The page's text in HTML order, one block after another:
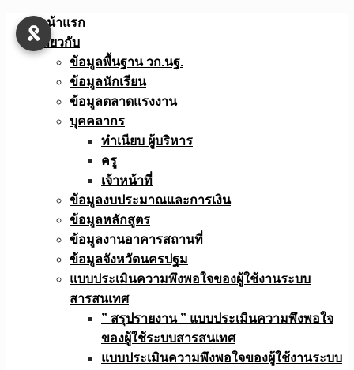
Skip
หน้าแรก
เกี่ยวกับ
ข้อมูลพื้นฐาน วก.นฐ.
ข้อมูลนักเรียน
ข้อมูลตลาดแรงงาน
บุคคลากร
ทำเนียบ ผู้บริหาร
ครู
เจ้าหน้าที่
ข้อมูลงบประมาณเเละการเงิน
ข้อมูลหลักสูตร
ข้อมูลงานอาคารสถานที่
ข้อมูลจังหวัดนครปฐม
แบบประเมินความพึงพอใจของผู้ใช้งานระบบ
สารสนเทศ
” สรุปรายงาน ” แบบประเมินความพึงพอใจ
ของผู้ใช้ระบบสารสนเทศ
แบบประเมินความพึงพอใจของผู้ใช้งานระบบ